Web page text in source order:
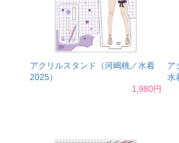
アクリルスタンド（河嶋桃／水着
2025）
1,980円
ア
水